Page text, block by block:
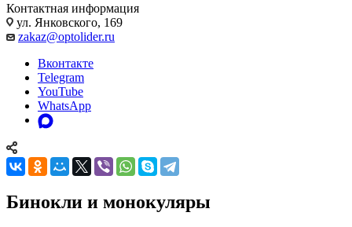
Контактная информация
ул. Янковского, 169
zakaz@optolider.ru
Вконтакте
Telegram
YouTube
WhatsApp
Бинокли и монокуляры